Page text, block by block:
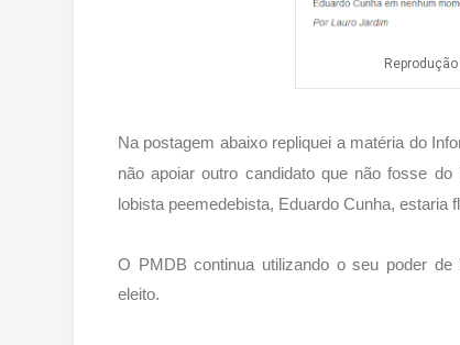
Na postagem abaixo repliquei a matéria do
não apoiar outro candidato que não fosse
lobista peemedebista, Eduardo Cunha, estaria
O PMDB continua utilizando o seu poder
eleito.